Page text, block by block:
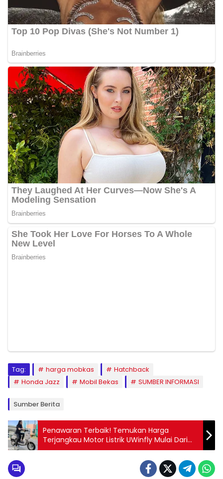
Tag: harga mobkas
Hatchback
Honda Jazz
Mobil Bekas SUMBER INFORMASI
Sumber Berita
Penawaran Terbaik! Temukan Harga
Terjangkau Motor Listrik UWinfly Mulai Dari
Rp8 Jutaan!